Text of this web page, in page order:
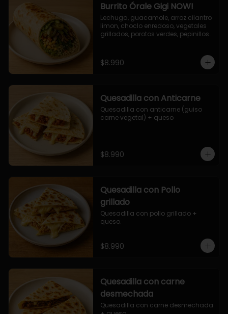
Burrito Órale Gigi NOW!
Lechuga, guacamole, arroz cilantro
limon, choclo enredoso, vegetales
grillados, porotos verdes, pepinillos
$8.990
Quesadilla con Anticarne
Quesadilla con anticarne (guiso
carne vegetal) + queso
$8.990
Quesadilla con Pollo
grillado
Quesadilla con pollo grillado +
queso.
$8.990
Quesadilla con carne
desmechada
Quesadilla con carne desmechada